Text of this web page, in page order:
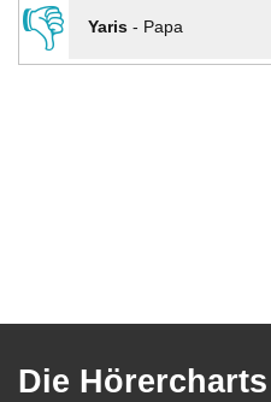
👎
Yaris- Papa
Die Hörercharts